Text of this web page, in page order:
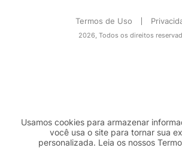
Termos de Uso
2026, Todos os direitos
Usamos cookies para armazenar
você usa o site para tornar sua
personalizada. Leia os nossos